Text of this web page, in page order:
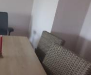
450 €
50 €
Durée:
vacances d'été
Domiciliation:
Non
Aménagement
Salle de bain:
Commune